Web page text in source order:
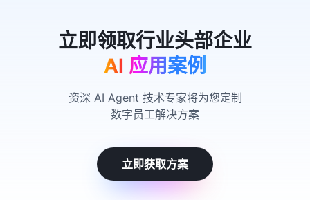
AI 应用案例
资深 AI Agent 技术专家将为您定制
数字员工解决方案
立即获取方案